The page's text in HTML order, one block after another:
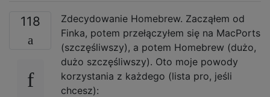
118
Zdecydowanie Homebrew. Zacząłem od
Finka, potem przełączyłem się na MacPorts
(szczęśliwszy), a potem Homebrew (dużo,
dużo szczęśliwszy). Oto moje powody
korzystania z każdego (lista pro, jeśli
chcesz):